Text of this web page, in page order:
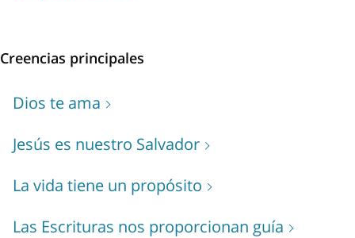
Creencias principales
Dios te ama
Jesús es nuestro Salvador
La vida tiene un propósito
Las Escrituras nos proporcionan guía